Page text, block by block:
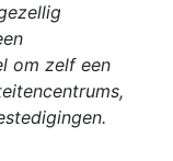
om zelf een